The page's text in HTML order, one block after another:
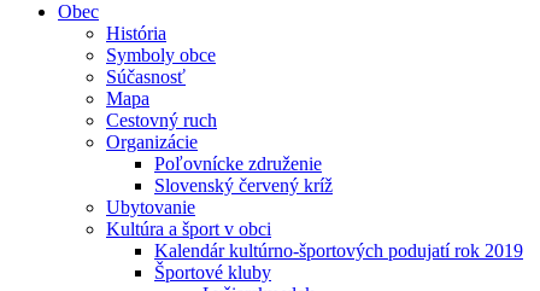
Obec
História
Symboly obce
Súčasnosť
Mapa
Cestovný ruch
Organizácie
Poľovnícke združenie
Slovenský červený kríž
Ubytovanie
Kultúra a šport v obci
Kalendár kultúrno-športových podujatí rok 2019
Športové kluby